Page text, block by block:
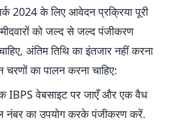
2024 के लिए आवेदन प्रक्रिया पूरी
को जल्द से जल्द पंजीकरण
अंतिम तिथि का इंतजार नहीं करना
चरणों का पालन करना चाहिए:
IBPS वेबसाइट पर जाएँ और एक वैध
नंबर का उपयोग करके पंजीकरण करें.